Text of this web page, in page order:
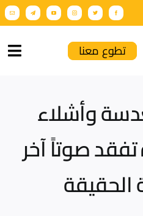
الحملة
تطوع معنا
وأشلاء
صوتاً آخر